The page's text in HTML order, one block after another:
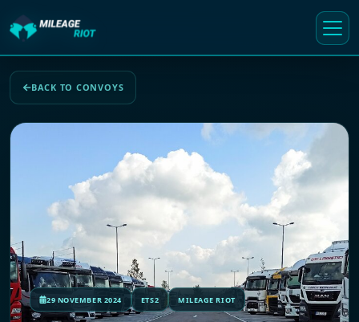
BACK TO CONVOYS
29 NOVEMBER 2024 ETS2 MILEAGE RIOT